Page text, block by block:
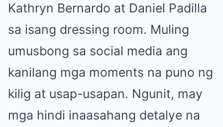
Kathryn Bernardo at Daniel Padilla
sa isang dressing room. Muling
umusbong sa social media ang
kanilang mga moments na puno ng
kilig at usap-usapan. Ngunit, may
mga hindi inaasahang detalye na